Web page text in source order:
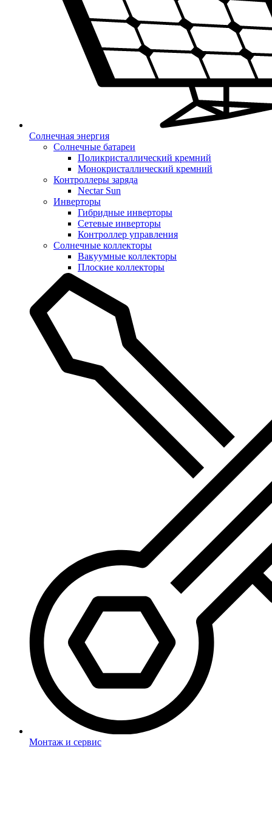
Солнечная энергия
Солнечные батареи
Поликристаллический кремний
Монокристаллический кремний
Контроллеры заряда
Nectar Sun
Инверторы
Гибридные инверторы
Сетевые инверторы
Контроллер управления
Солнечные коллекторы
Вакуумные коллекторы
Плоские коллекторы
Монтаж и сервис